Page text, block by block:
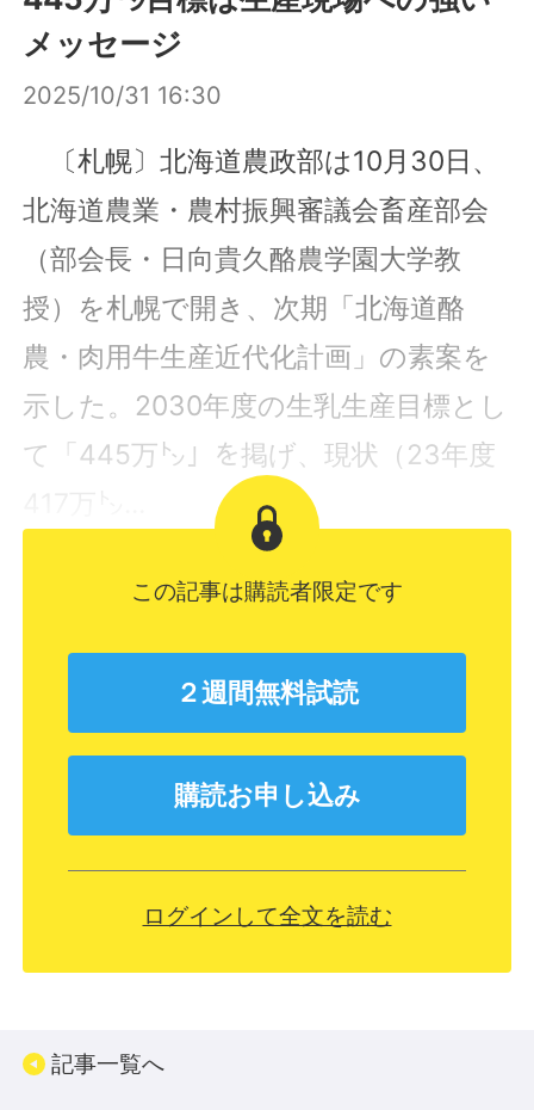
メッセージ
2025/10/31 16:30
〔札幌〕北海道農政部は10月30日、
北海道農業・農村振興審議会畜産部会
（部会長・日向貴久酪農学園大学教
授）を札幌で開き、次期「北海道酪
農・肉用牛生産近代化計画」の素案を
示した。2030年度の生乳生産目標とし
て「445万㌧」を掲げ、現状（23年度
この記事は購読者限定です
２週間無料試読
購読お申し込み
ログインして全文を読む
記事一覧へ